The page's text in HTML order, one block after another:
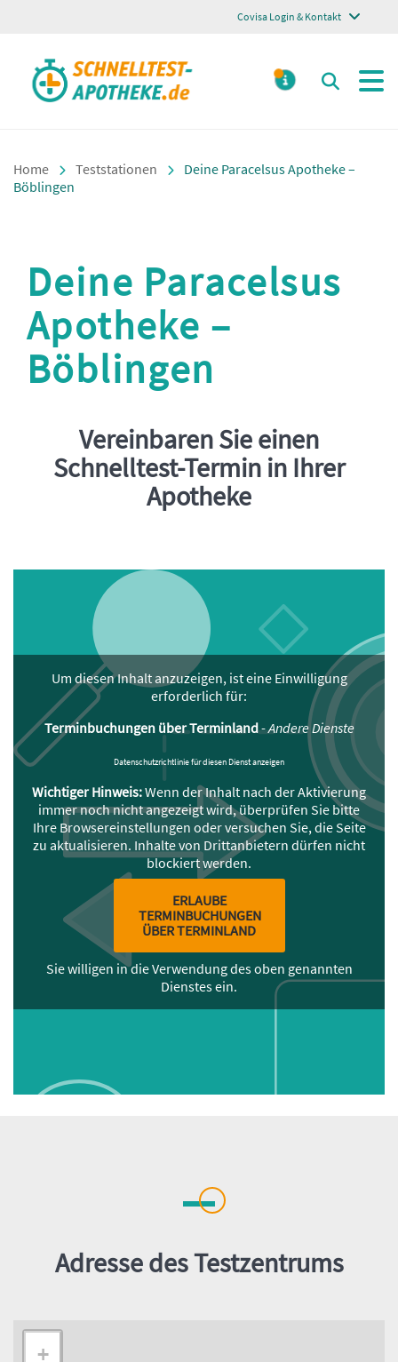
Covisa Login & Kontakt
Schnelltest Apotheke
Suchen
Home Teststationen
Deine Paracelsus Apotheke –
Böblingen
Deine Paracelsus
Apotheke –
Böblingen
Einleitung
Vereinbaren Sie einen
Schnelltest-Termin in Ihrer
Apotheke
Um diesen Inhalt anzuzeigen, ist eine Einwilligung
erforderlich für:
Terminbuchungen über Terminland-Andere Dienste
Datenschutzrichtlinie für diesen Dienst anzeigen
Wichtiger Hinweis:Wenn der Inhalt nach der Aktivierung
immer noch nicht angezeigt wird, überprüfen Sie bitte
Ihre Browsereinstellungen oder versuchen Sie, die Seite
zu aktualisieren. Inhalte von Drittanbietern dürfen nicht
blockiert werden.
ERLAUBE
TERMINBUCHUNGEN
ÜBER TERMINLAND
Sie willigen in die Verwendung des oben genannten
Dienstes ein.
Adresse des Testzentrums
+